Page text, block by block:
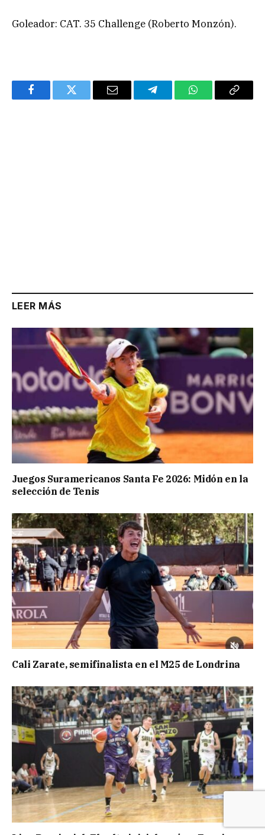
Goleador: CAT. 35 Challenge (Roberto Monzón).
FacebookTwitter Email TelegramWhatsAppCopy
LEER MÁS
Juegos Suramericanos Santa Fe 2026: Midón en la
selección de Tenis
Cali Zarate, semifinalista en el M25 de Londrina